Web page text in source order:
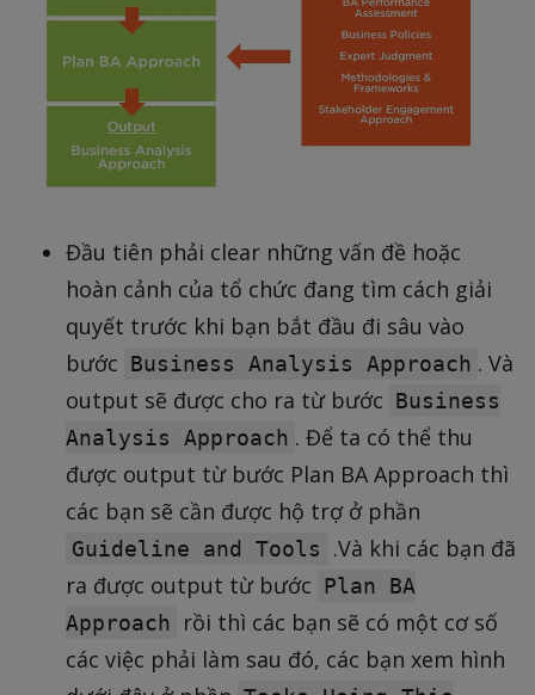
Đầu tiên phải clear những vấn đề hoặc
hoàn cảnh của tổ chức đang tìm cách giải
quyết trước khi bạn bắt đầu đi sâu vào
bước Business Analysis Approach . Và
output sẽ được cho ra từ bước Business
Analysis Approach . Để ta có thể thu
được output từ bước Plan BA Approach thì
các bạn sẽ cần được hộ trợ ở phần
Guideline and Tools
.Và khi các bạn đã
ra được output từ bước Plan BA
Approach
rồi thì các bạn sẽ có một cơ số
các việc phải làm sau đó, các bạn xem hình